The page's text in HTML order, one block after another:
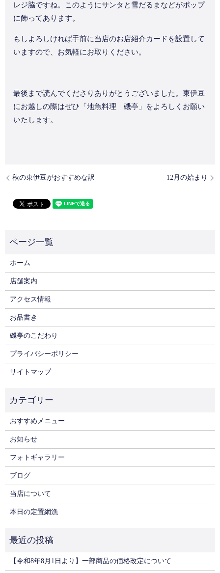
レジ脇ですね。このようにサンタと雪だるまなどがポップ
に飾ってあります。
もしよろしければ手前に当店のお店紹介カードを設置して
いますので、お気軽にお取りください。
最後まで読んでくださりありがとうございました。東伊豆
にお越しの際はぜひ「地魚料理 磯亭」をよろしくお願い
いたします。
秋の東伊豆がおすすめな訳 12月の始まり
ホーム
店舗案内
アクセス情報
お品書き
磯亭のこだわり
プライバシーポリシー
サイトマップ
おすすめメニュー
お知らせ
フォトギャラリー
ブログ
当店について
本日の定置網漁
【令和8年8月1日より】一部商品の価格改定について